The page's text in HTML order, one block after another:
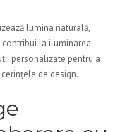
lumina naturală,
la iluminarea
personalizate pentru a
de design.